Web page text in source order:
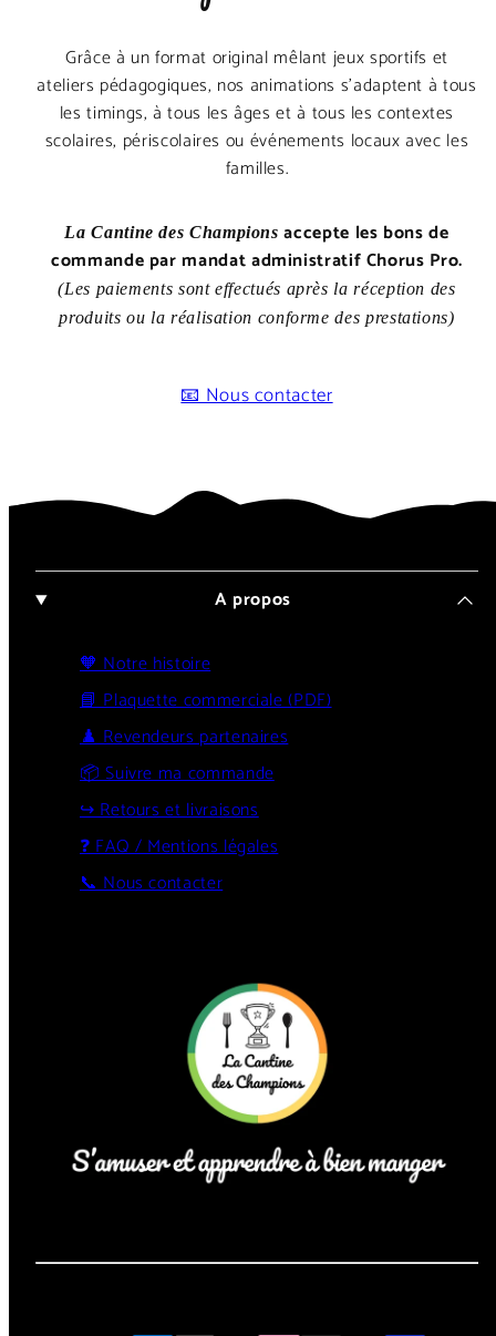
Grâce à un format original mêlant jeux sportifs et
ateliers pédagogiques, nos animations s’adaptent à tous
les timings, à tous les âges et à tous les contextes
scolaires, périscolaires ou événements locaux avec les
familles.
La Cantine des Champions accepte les bons de
commande par mandat administratif Chorus Pro.
(Les paiements sont effectués après la réception des
produits ou la réalisation conforme des prestations)
📧 Nous contacter
A propos
🧡 Notre histoire
📘 Plaquette commerciale (PDF)
♟️ Revendeurs partenaires
📦 Suivre ma commande
↪️ Retours et livraisons
❓ FAQ / Mentions légales
📞 Nous contacter